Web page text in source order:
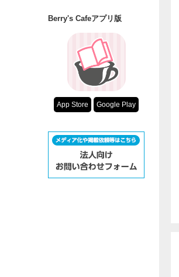
Berry's Cafeアプリ版
App Store Google Play